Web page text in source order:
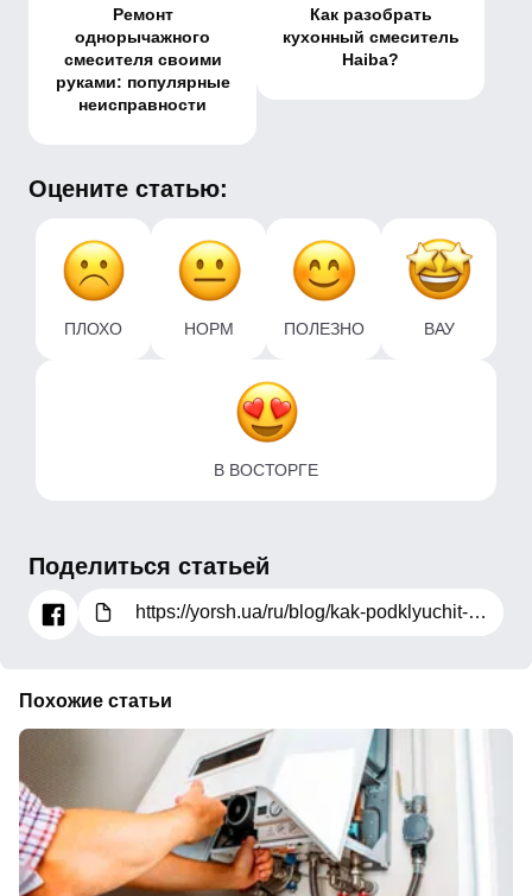
Ремонт
однорычажного
смесителя своими
руками: популярные
неисправности
Как разобрать
кухонный смеситель
Haiba?
Оцените статью:
ПЛОХО НОРМ ПОЛЕЗНО ВАУ
В ВОСТОРГЕ
Поделиться статьей
https://yorsh.ua/ru/blog/kak-podklyuchit-protochnyj-vodonagrevatel
Похожие статьи